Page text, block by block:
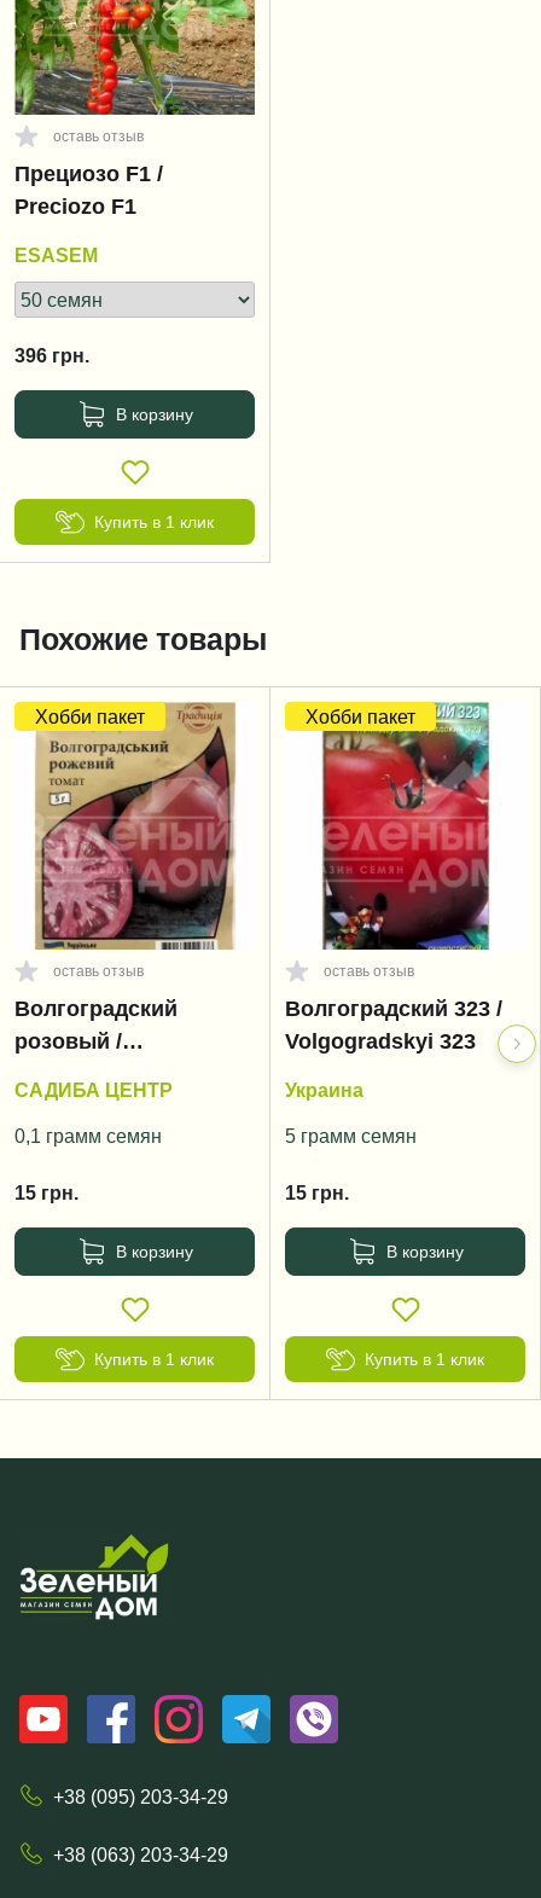
оставь отзыв
Прециозо F1 /
Preciozo F1
ESASEM
396 грн.
В корзину
Купить в 1 клик
Похожие товары
Хобби пакет
оставь отзыв
Волгоградский
розовый /
САДИБА ЦЕНТР
0,1 грамм семян
15 грн.
В корзину
Купить в 1 клик
Хобби пакет
оставь отзыв
Волгоградский 323 /
Volgogradskyi 323
Украина
5 грамм семян
15 грн.
В корзину
Купить в 1 клик
+38 (095) 203-34-29
+38 (063) 203-34-29